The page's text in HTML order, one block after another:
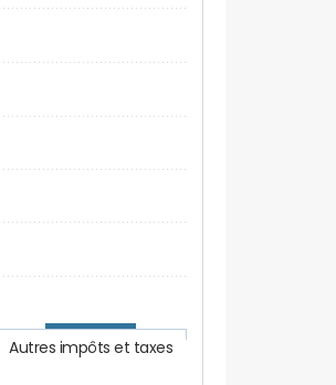
Autres impôts et taxes